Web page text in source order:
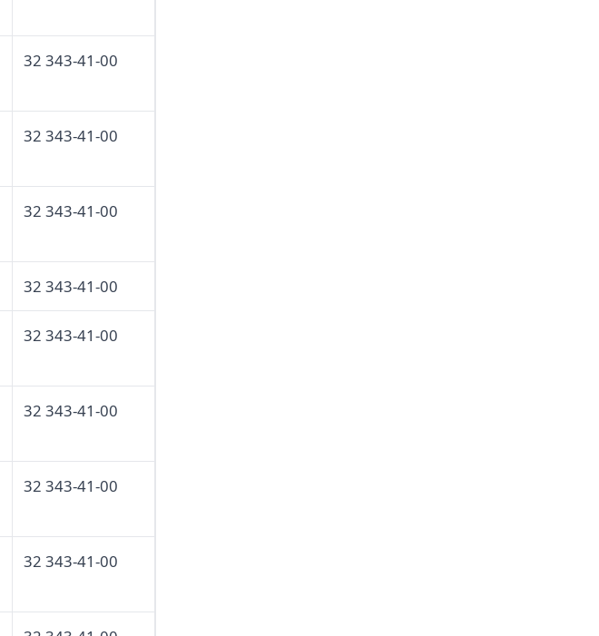
32 343-41-00
32 343-41-00
32 343-41-00
32 343-41-00
32 343-41-00
32 343-41-00
32 343-41-00
32 343-41-00